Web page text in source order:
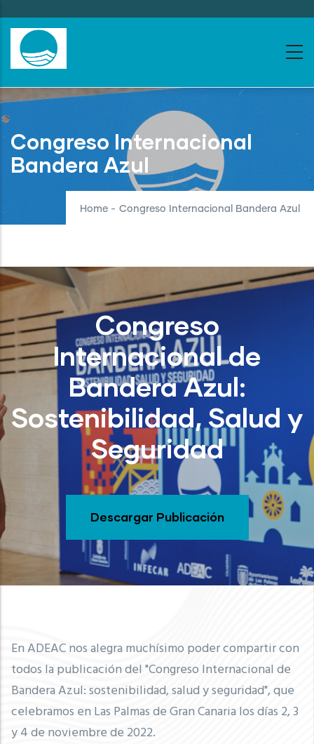
to
main
content
Congreso Internacional
Bandera Azul
Home - Congreso Internacional Bandera Azul
Congreso
Internacional de
Bandera Azul:
Sostenibilidad, Salud y
Seguridad
Descargar Publicación
En ADEAC nos alegra muchísimo poder compartir con
todos la publicación del "Congreso Internacional de
Bandera Azul: sostenibilidad, salud y seguridad", que
celebramos en Las Palmas de Gran Canaria los días 2, 3
y 4 de noviembre de 2022.